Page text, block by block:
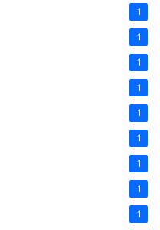
1
1
1
1
1
1
1
1
1